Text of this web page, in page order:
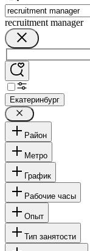
recruitment manager
Екатеринбург
Район
Метро
График
Рабочие часы
Опыт
Тип занятости